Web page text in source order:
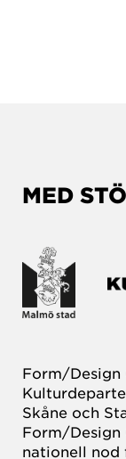
MED
Form/Design
Skåne och
Form/Design
nationell nod